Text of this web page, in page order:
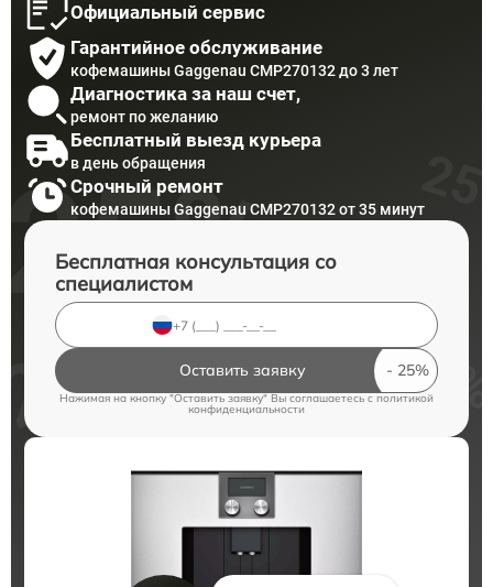
Официальный сервис
Гарантийное обслуживание
кофемашины Gaggenau CMP270132 до 3 лет
Диагностика за наш счет,
ремонт по желанию
Бесплатный выезд курьера
в день обращения
Срочный ремонт
кофемашины Gaggenau CMP270132 от 35 минут
Бесплатная консультация со
специалистом
Оставить заявку
Нажимая на кнопку "Оставить заявку" Вы соглашаетесь c политикой
конфиденциальности